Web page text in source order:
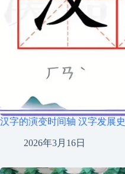
汉字的演变时间轴 汉字发展史
2026年3月16日